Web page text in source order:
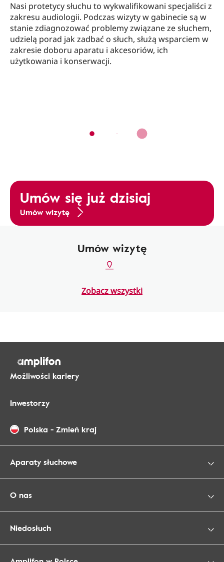
Nasi protetycy słuchu to wykwalifikowani specjaliści z
zakresu audiologii. Podczas wizyty w gabinecie są w
stanie zdiagnozować problemy związane ze słuchem,
udzielą porad jak zadbać o słuch, służą wsparciem w
zakresie doboru aparatu i akcesoriów, ich
użytkowania i konserwacji.
Umów się już dzisiaj
Umów wizytę
Umów wizytę
Zobacz wszystki
Możliwości kariery
Inwestorzy
Polska - Zmień kraj
Aparaty słuchowe
O nas
Niedosłuch